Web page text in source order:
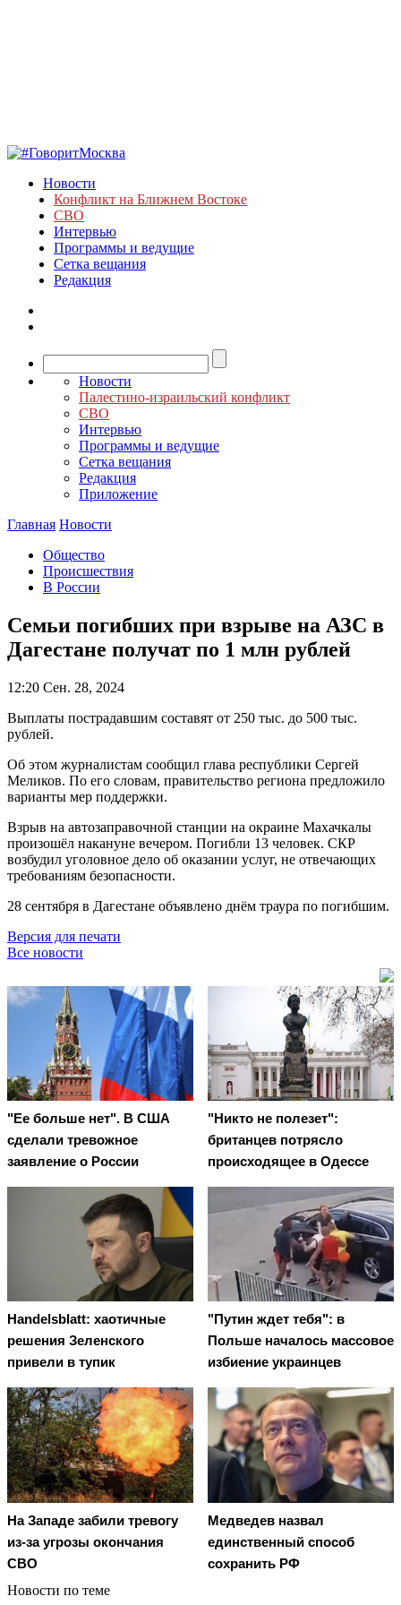
Новости
Конфликт на Ближнем Востоке
СВО
Интервью
Программы и ведущие
Сетка вещания
Редакция
Новости
Палестино-израильский конфликт
СВО
Интервью
Программы и ведущие
Сетка вещания
Редакция
Приложение
Главная Новости
Общество
Происшествия
В России
Семьи погибших при взрыве на АЗС в
Дагестане получат по 1 млн рублей
12:20 Сен. 28, 2024
Выплаты пострадавшим составят от 250 тыс. до 500 тыс.
рублей.
Об этом журналистам сообщил глава республики Сергей
Меликов. По его словам, правительство региона предложило
варианты мер поддержки.
Взрыв на автозаправочной станции на окраине Махачкалы
произошёл накануне вечером. Погибли 13 человек. СКР
возбудил уголовное дело об оказании услуг, не отвечающих
требованиям безопасности.
28 сентября в Дагестане объявлено днём траура по погибшим.
Версия для печати
Все новости
"Ее больше нет". В США
сделали тревожное
заявление о России
"Никто не полезет":
британцев потрясло
происходящее в Одессе
Handelsblatt: хаотичные
решения Зеленского
привели в тупик
"Путин ждет тебя": в
Польше началось массовое
избиение украинцев
На Западе забили тревогу
из-за угрозы окончания
СВО
Медведев назвал
единственный способ
сохранить РФ
Новости по теме